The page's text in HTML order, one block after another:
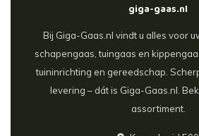
giga-gaas.nl
Bij Giga-Gaas.nl vindt u alles voor
schapengaas, tuingaas en
tuininrichting en gereedschap.
levering – dát is Giga-Gaas.nl.
assortiment.